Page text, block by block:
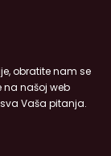
obratite nam se
na našoj web
Vaša pitanja.